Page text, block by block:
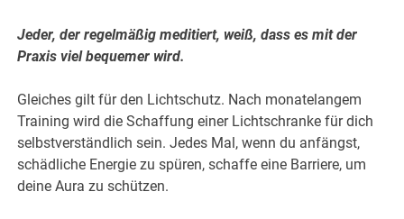
Jeder, der regelmäßig meditiert, weiß, dass es mit der
Praxis viel bequemer wird.
Gleiches gilt für den Lichtschutz. Nach monatelangem
Training wird die Schaffung einer Lichtschranke für dich
selbstverständlich sein. Jedes Mal, wenn du anfängst,
schädliche Energie zu spüren, schaffe eine Barriere, um
deine Aura zu schützen.